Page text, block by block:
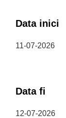
Data inici
11-07-2026
Data fi
12-07-2026